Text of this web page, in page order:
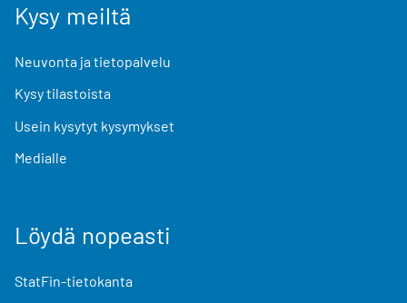
Kysy meiltä
Neuvonta ja tietopalvelu
Kysy tilastoista
Usein kysytyt kysymykset
Medialle
Löydä nopeasti
StatFin-tietokanta